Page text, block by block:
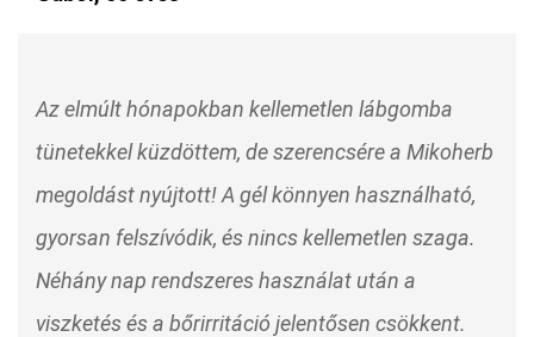
Az elmúlt hónapokban kellemetlen lábgomba
tünetekkel küzdöttem, de szerencsére a Mikoherb
megoldást nyújtott! A gél könnyen használható,
gyorsan felszívódik, és nincs kellemetlen szaga.
Néhány nap rendszeres használat után a
viszketés és a bőrirritáció jelentősen csökkent.